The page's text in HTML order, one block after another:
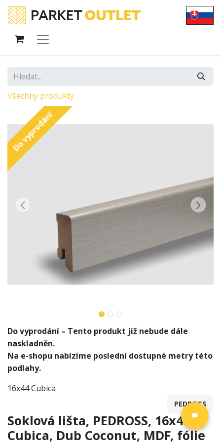
Všechny produkty
Do vyprodání
Do vyprodání – Tento produkt již nebude dále
naskladněn.
Na e-shopu nabízíme poslední dostupné metry této
podlahy.
16x44 Cubica
PEDROSS
Soklová lišta, PEDROSS, 16x44
Cubica, Dub Coconut, MDF, fólie